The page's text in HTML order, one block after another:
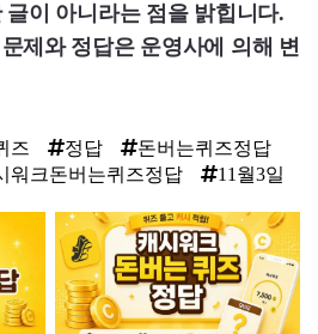
이 아니라는 점을 밝힙니다.
제와 정답은 운영사에 의해 변
즈 정답
돈버는퀴즈정답
워크돈버는퀴즈정답 11월3일